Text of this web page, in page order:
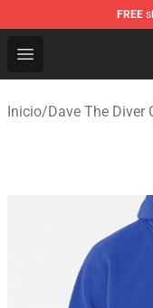
FREE
Open menu
Dave The Diver
Inicio/Dave The Diver